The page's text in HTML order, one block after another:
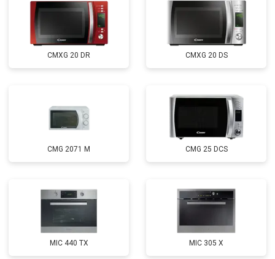
CMXG 20 DR CMXG 20 DS
CMG 2071 M CMG 25 DCS
MIC 440 TX MIC 305 X